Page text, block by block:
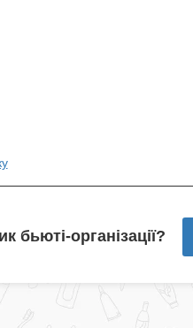
бьюті-організації?